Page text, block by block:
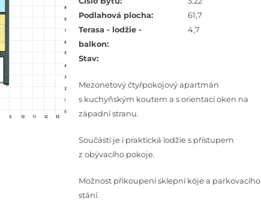
Podlahová plocha:
61,7
Terasa - lodžie -
balkon:
4,7
Stav:
Mezonetový čtyřpokojový apartmán
s kuchyňským koutem a s orientací oken na
západní stranu.
Součástí je i praktická lodžie s přístupem
z obývacího pokoje.
Možnost přikoupení sklepní kóje a parkovacího
stání.